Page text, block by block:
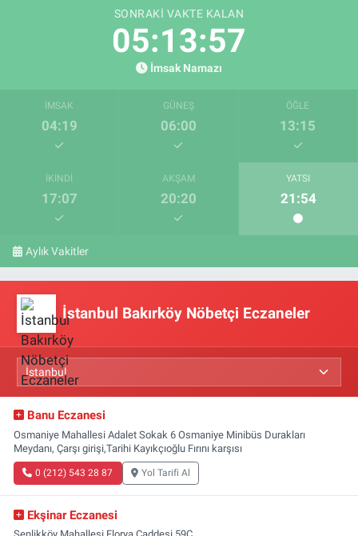
SONRAKI VAKTE KALAN
05:13:56
İmsak Namazı
İMSAK
04:19
GÜNEŞ
06:00
ÖĞLE
13:15
İKINDI
17:07
AKŞAM
20:20
YATSI
21:54
Aylık Vakitler
İstanbul Bakırköy Nöbetçi Eczaneler
Banu Eczanesi
Osmaniye Mahallesi Adalet Sokak 6 Osmaniye Minibüs Durakları
Meydanı, Çarşı girişi,Tarihi Kayıkçıoğlu Fırını karşısı
0 (212) 543 28 87 Yol Tarifi Al
Ekşinar Eczanesi